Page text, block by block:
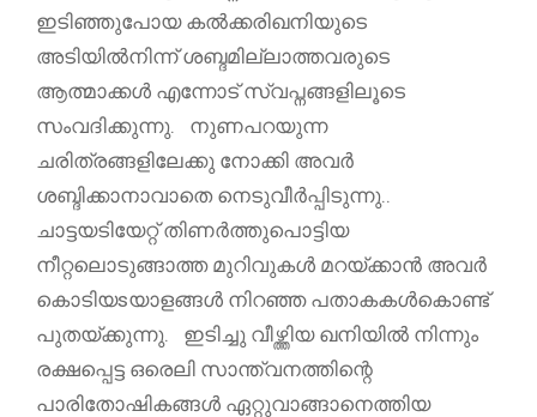
ഇടിഞ്ഞുപോയ കൽക്കരിഖനിയുടെ
അടിയിൽനിന്ന് ശബ്ദമില്ലാത്തവരുടെ
ആത്മാക്കൾ എന്നോട് സ്വപ്നങ്ങളിലൂടെ
സംവദിക്കുന്നു. നുണപറയുന്ന
ചരിത്രങ്ങളിലേക്കു നോക്കി അവർ
ശബ്ദിക്കാനാവാതെ നെടുവീർപ്പിടുന്നു..
ചാട്ടയടിയേറ്റ് തിണർത്തുപൊട്ടിയ
നീറ്റലൊടുങ്ങാത്ത മുറിവുകൾ മറയ്ക്കാൻ അവർ
കൊടിയsയാളങ്ങൾ നിറഞ്ഞ പതാകകൾകൊണ്ട്
പുതയ്ക്കുന്നു. ഇടിച്ചു വീഴ്ത്തിയ ഖനിയിൽ നിന്നും
രക്ഷപ്പെട്ട ഒരെലി സാന്ത്വനത്തിന്റെ
പാരിതോഷികങ്ങൾ ഏറ്റുവാങ്ങാനെത്തിയ